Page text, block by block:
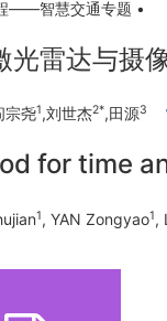
——智慧交通专题 •
光雷达与摄
宗尧1,刘世杰2*,田源3
for time
1, YAN Zongyao1,